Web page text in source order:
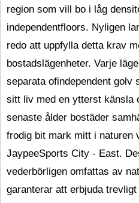
region som vill bo i låg
independentfloors. Nyligen
redo att uppfylla detta krav
bostadslägenheter. Varje
separata ofindependent golv
sitt liv med en ytterst känsla
senaste ålder bostäder
frodig bit mark mitt i naturen
JaypeeSports City - East.
vederbörligen omfattas av
garanterar att erbjuda